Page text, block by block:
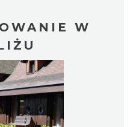
W